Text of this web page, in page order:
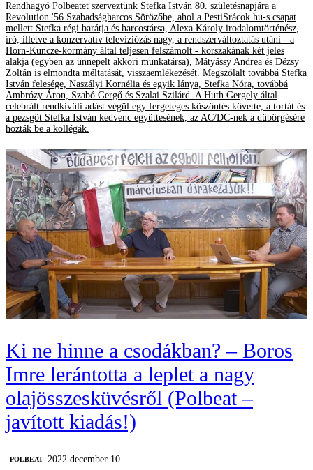
Rendhagyó Polbeatet szerveztünk Stefka István 80. születésnapjára a
Revolution '56 Szabadságharcos Sörözőbe, ahol a PestiSrácok.hu-s csapat
mellett Stefka régi barátja és harcostársa, Alexa Károly irodalomtörténész,
író, illetve a konzervatív televíziózás nagy, a rendszerváltoztatás utáni - a
Horn-Kuncze-kormány által teljesen felszámolt - korszakának két jeles
alakja (egyben az ünnepelt akkori munkatársa), Mátyássy Andrea és Dézsy
Zoltán is elmondta méltatását, visszaemlékezését. Megszólalt továbbá Stefka
István felesége, Naszályi Kornélia és egyik lánya, Stefka Nóra, továbbá
Ambrózy Áron, Szabó Gergő és Szalai Szilárd. A Huth Gergely által
celebrált rendkívüli adást végül egy fergeteges köszöntés követte, a tortát és
a pezsgőt Stefka István kedvenc együttesének, az AC/DC-nek a dübörgésére
hozták be a kollégák.
Ki ne hinne a csodákban? – Boros
Imre lerántotta a leplet a nagy
olajösszesküvésről (Polbeat –
javított kiadás!)
‎POLBEAT
2022 december 10.